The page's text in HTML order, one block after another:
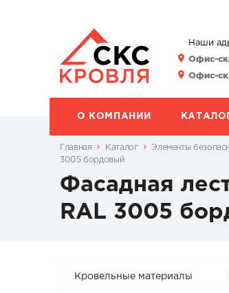
Наши
Офис-
Офис-
О КОМПАНИИ
Главная Каталог Элементы
3005 бордовый
Фасадная
RAL 3005
Кровельные материалы